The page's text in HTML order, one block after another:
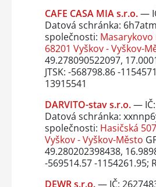
CAFE CASA MIA s.r.o.—
Datová schránka:
společnosti:
68201 Vyškov - Vyškov-
49.278090522097,
JTSK: -568798.86 -
13915541
DARVITO-stav s.r.o.—
Datová schránka:
společnosti: Hasičská
Vyškov - Vyškov-Město
49.280202398438,
-569514.57 -1154261.95;
DEWR s.r.o.— IČ: